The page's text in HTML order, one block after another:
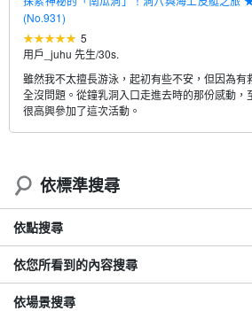
(No.931)
5
用戶_juhu 先生/30s.
雖然我不太擅長游泳，起初有些不安，但因為有
全沒問題。從鐘乳洞入口走進去時的那份感動，
很高興參加了這次活動。
依標準搜尋
依點搜尋
依您所看到的內容搜尋
依場景搜尋